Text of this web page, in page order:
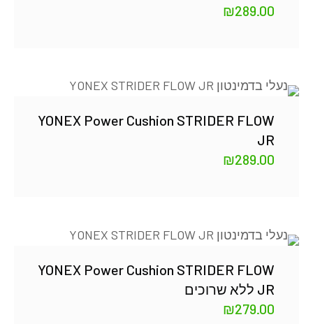
₪289.00
YONEX Power Cushion STRIDER FLOW
JR
₪289.00
YONEX Power Cushion STRIDER FLOW
JR ללא שרוכים
₪279.00